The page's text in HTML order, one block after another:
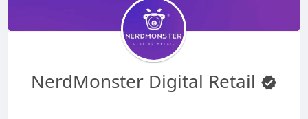
NerdMonster Digital Retail